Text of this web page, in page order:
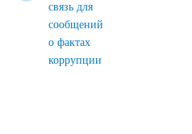
связь для
сообщений
о фактах
коррупции